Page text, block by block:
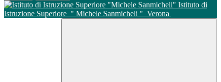
Istituto di
Istruzione Superiore " Michele Sanmicheli " Verona